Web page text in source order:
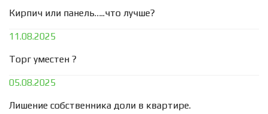
Кирпич или панель…..что лучше?
11.08.2025
Торг уместен ?
05.08.2025
Лишение собственника доли в квартире.